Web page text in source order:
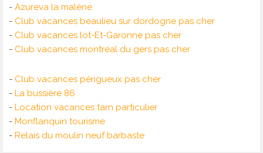
- Azureva la malène
- Club vacances beaulieu sur dordogne pas cher
- Club vacances lot-Et-Garonne pas cher
- Club vacances montréal du gers pas cher
- Club vacances périgueux pas cher
- La bussière 86
- Location vacances tarn particulier
- Monflanquin tourisme
- Relais du moulin neuf barbaste